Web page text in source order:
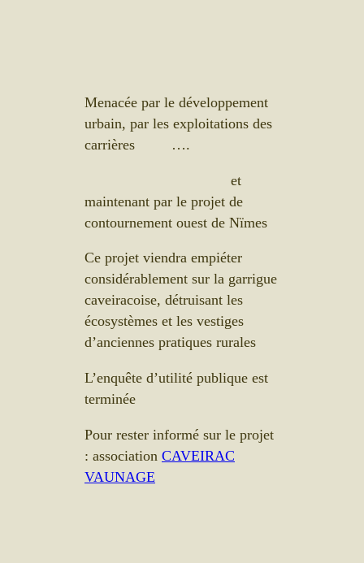
Menacée par le développement
urbain, par les exploitations des
carrières ….
et
maintenant par le projet de
contournement ouest de Nïmes
Ce projet viendra empiéter
considérablement sur la garrigue
caveiracoise, détruisant les
écosystèmes et les vestiges
d’anciennes pratiques rurales
L’enquête d’utilité publique est
terminée
Pour rester informé sur le projet
: association CAVEIRAC
VAUNAGE